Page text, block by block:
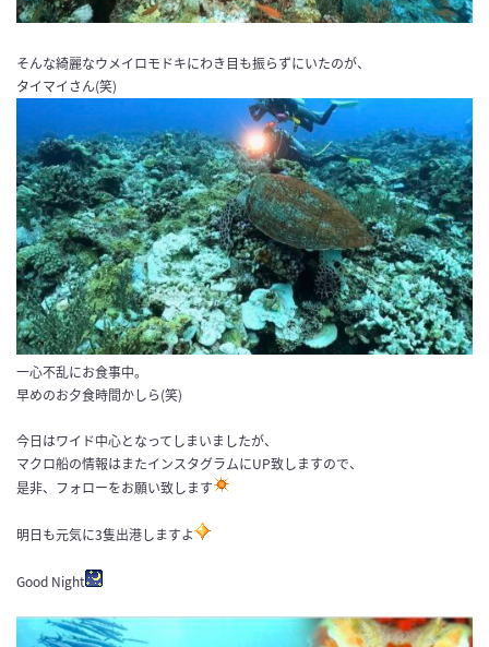
そんな綺麗なウメイロモドキにわき目も振らずにいたのが、
タイマイさん(笑)
一心不乱にお食事中。
早めのお夕食時間かしら(笑)
今日はワイド中心となってしまいましたが、
マクロ船の情報はまたインスタグラムにUP致しますので、
是非、フォローをお願い致します
明日も元気に3隻出港しますよ
Good Night